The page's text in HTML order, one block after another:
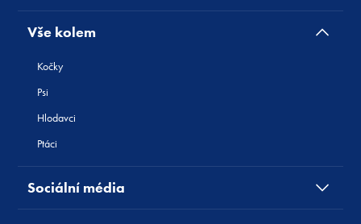
Vše kolem
Kočky
Psi
Hlodavci
Ptáci
Sociální média